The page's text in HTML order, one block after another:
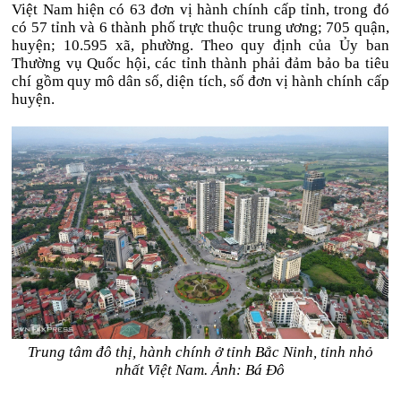
Việt Nam hiện có 63 đơn vị hành chính cấp tỉnh, trong đó
có 57 tỉnh và 6 thành phố trực thuộc trung ương; 705 quận,
huyện; 10.595 xã, phường. Theo quy định của Ủy ban
Thường vụ Quốc hội, các tỉnh thành phải đảm bảo ba tiêu
chí gồm quy mô dân số, diện tích, số đơn vị hành chính cấp
huyện.
Trung tâm đô thị, hành chính ở tỉnh Bắc Ninh, tỉnh nhỏ
nhất Việt Nam. Ảnh: Bá Đô